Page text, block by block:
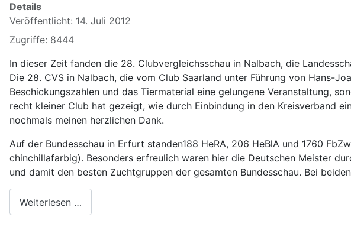
Details
Veröffentlicht: 14. Juli 2012
Zugriffe: 8444
In dieser Zeit fanden die 28. Clubvergleichsschau in Nalbach, die
Die 28. CVS in Nalbach, die vom Club Saarland unter Führung von Hans-
Beschickungszahlen und das Tiermaterial eine gelungene Veranstaltung,
recht kleiner Club hat gezeigt, wie durch Einbindung in den Kreisverband
nochmals meinen herzlichen Dank.
Auf der Bundesschau in Erfurt standen188 HeRA, 206 HeBlA und 1760
chinchillafarbig). Besonders erfreulich waren hier die Deutschen Meister
und damit den besten Zuchtgruppen der gesamten Bundesschau. Bei
Weiterlesen …